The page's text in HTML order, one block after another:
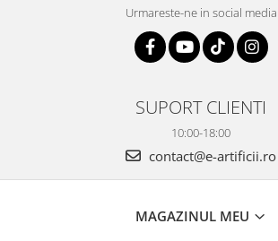
Urmareste-ne in social media
SUPORT CLIENTI
10:00-18:00
contact@e-artificii.ro
MAGAZINUL MEU